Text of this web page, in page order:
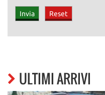
ULTIMI ARRIVI